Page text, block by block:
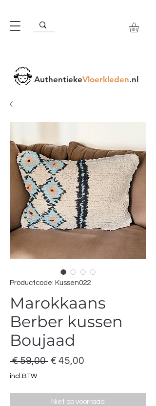
AuthentiekeVloerkleden.nl
Productcode: Kussen022
Marokkaans
Berber kussen
Boujaad
€ 59,00 Normale
€ 45,00
incl.BTW
Niet op voorraad